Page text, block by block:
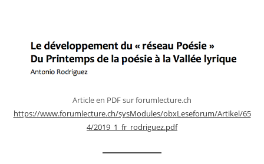
Article en PDF sur forumlecture.ch
https://www.forumlecture.ch/sysModules/obxLeseforum/Artikel/65
4/2019_1_fr_rodriguez.pdf